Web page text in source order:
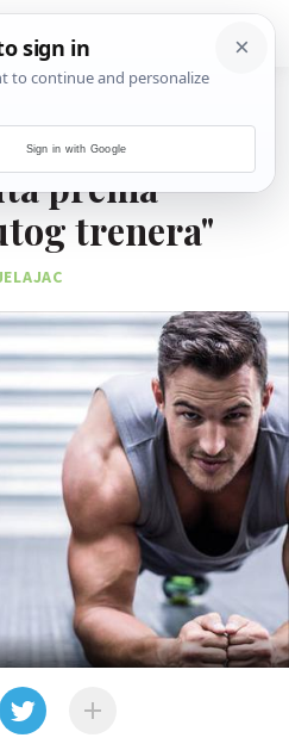
cijelo tijelo
prema
trenera"
Sign in with Google